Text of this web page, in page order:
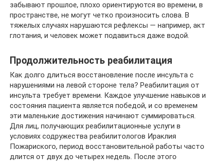
забывают прошлое, плохо ориентируются во времени, в
пространстве, не могут четко произносить слова. В
тяжелых случаях нарушаются рефлексы — например, акт
глотания, и человек может подавиться даже водой.
Продолжительность реабилитация
Как долго длиться восстановление после инсульта с
нарушениями на левой стороне тела? Реабилитация от
инсульта требует времени. Каждое улучшение навыков и
состояния пациента является победой, и со временем
эти маленькие достижения начинают суммироваться.
Для лиц, получающих реабилитационные услуги в
условиях содружества реабилитологов Ираклия
Пожариского, период восстановительной работы часто
длится от двух до четырех недель. После этого